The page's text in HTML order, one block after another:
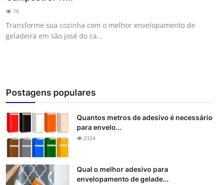
16
Transforme sua cozinha com o melhor envelopamento de
geladeira em são josé do ca...
Postagens populares
Quantos metros de adesivo é necessário
para envelo...
2324
Qual o melhor adesivo para
envelopamento de gelade...